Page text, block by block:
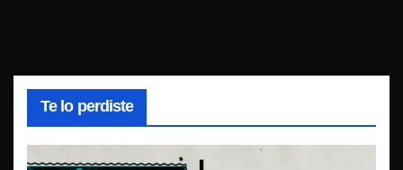
Te lo perdiste